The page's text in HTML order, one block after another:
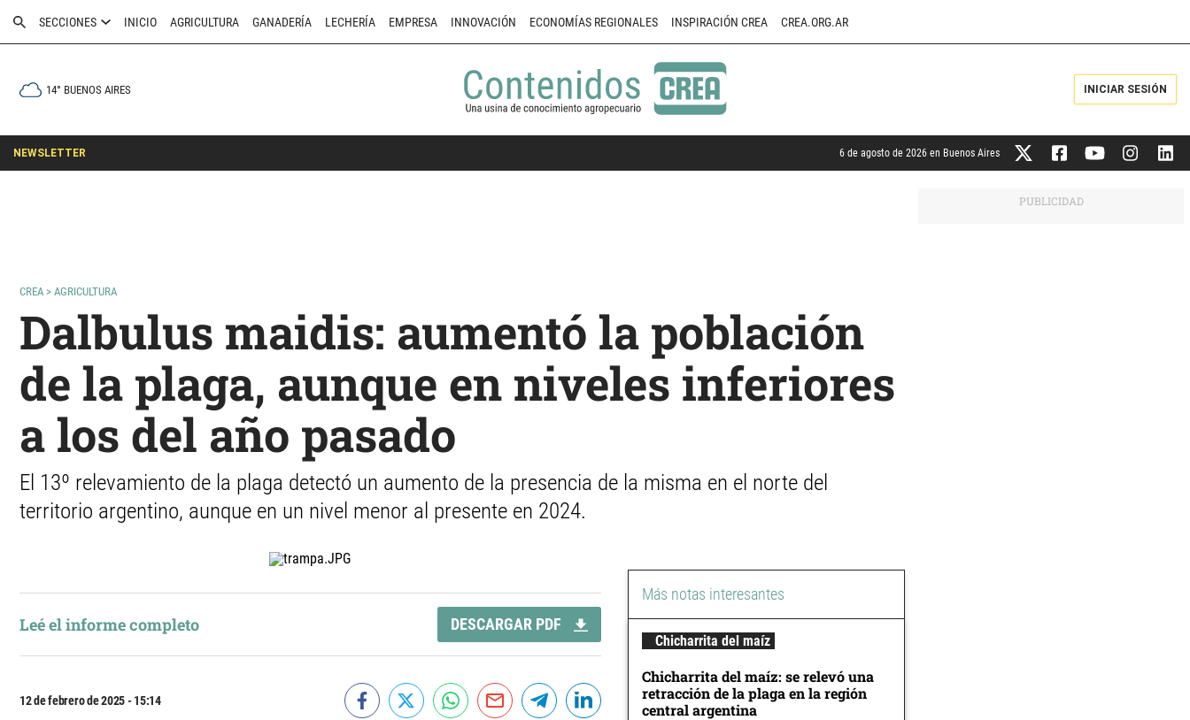
SECCIONES INICIO AGRICULTURA GANADERÍA LECHERÍA EMPRESA INNOVACIÓN ECONOMÍAS REGIONALES INSPIRACIÓN CREA CREA.ORG.AR
14° BUENOS AIRES INICIAR SESIÓN
NEWSLETTER 6 de agosto de 2026 en Buenos Aires
CREA > AGRICULTURA
Dalbulus maidis: aumentó la población
de la plaga, aunque en niveles inferiores
a los del año pasado
El 13º relevamiento de la plaga detectó un aumento de la presencia de la misma en el norte del
territorio argentino, aunque en un nivel menor al presente en 2024.
Leé el informe completo DESCARGAR PDF
12 de febrero de 2025 - 15:14
Más notas interesantes
Chicharrita del maíz
Chicharrita del maíz: se relevó una
retracción de la plaga en la región
central argentina